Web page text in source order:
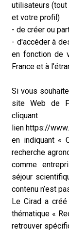
utilisateurs
et votre profil)
- de créer ou
- d'accéder à
en fonction de
France et à
Si vous
site Web de
lien https://
en indiquant «
recherche
comme
séjour
contenu n’est
Le Cirad a
thématique «
retrouver